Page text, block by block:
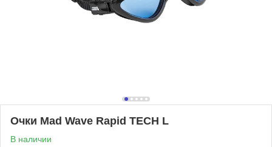
Очки Mad Wave Rapid TECH L
В наличии